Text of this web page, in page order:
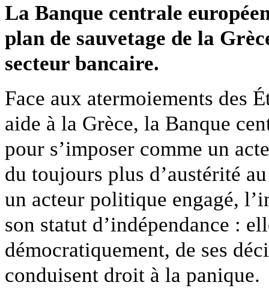
La Banque centrale
plan de sauvetage de la
secteur bancaire.
Face aux atermoiements des
aide à la Grèce, la Banque
pour s’imposer comme un
du toujours plus d’austérité
un acteur politique engagé,
son statut d’indépendance :
démocratiquement, de ses
conduisent droit à la panique.